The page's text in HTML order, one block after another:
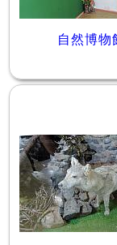
自然博物